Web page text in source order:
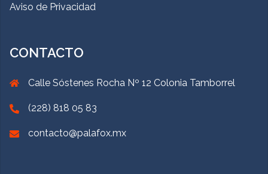
Aviso de Privacidad
CONTACTO
Calle Sóstenes Rocha Nº 12 Colonia Tamborrel
(228) 818 05 83
contacto@palafox.mx